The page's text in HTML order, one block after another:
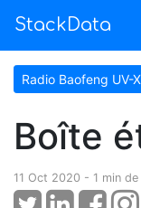
StackData
Radio Baofeng UV-
Boîte
11 Oct 2020 - 1 min